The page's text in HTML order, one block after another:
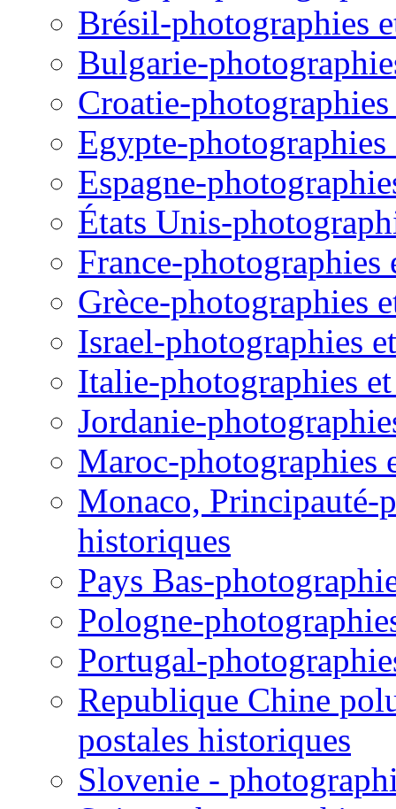
Brésil-photographies
Bulgarie-
Croatie-
Egypte-photographies
Espagne-
États Unis-
France-photographies
Grèce-photographies
Israel-photographies
Italie-photographies
Jordanie-
Maroc-photographies
Monaco, Principauté-
historiques
Pays Bas-
Pologne-
Portugal-
Republique Chine
postales historiques
Slovenie -